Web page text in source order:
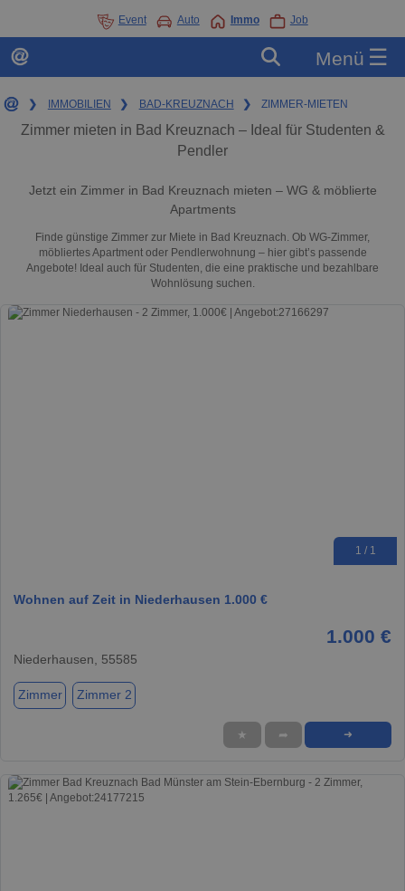
Event Auto Immo Job
Menü ☰
❯ IMMOBILIEN ❯ BAD-KREUZNACH ❯ ZIMMER-MIETEN
Zimmer mieten in Bad Kreuznach – Ideal für Studenten &
Pendler
Jetzt ein Zimmer in Bad Kreuznach mieten – WG & möblierte
Apartments
Finde günstige Zimmer zur Miete in Bad Kreuznach. Ob WG-Zimmer,
möbliertes Apartment oder Pendlerwohnung – hier gibt’s passende
Angebote! Ideal auch für Studenten, die eine praktische und bezahlbare
Wohnlösung suchen.
1 / 1
Wohnen auf Zeit in Niederhausen 1.000 €
1.000 €
Niederhausen, 55585
Zimmer Zimmer 2
★ ➦ ➜